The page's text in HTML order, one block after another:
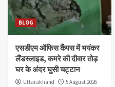
BLOG
एसडीएम ऑफिस कैंपस में भयंकर
लैंडस्लाइड, कमरे की दीवार तोड़
घर के अंदर घुसी चट्टान
Uttarakhand
5 August 2026